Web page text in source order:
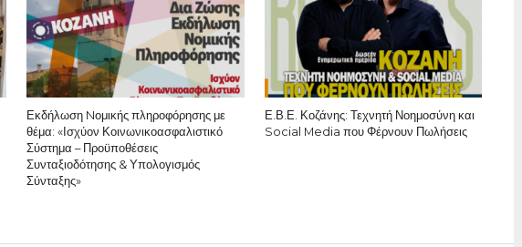
Εκδήλωση Nομικής πληροφόρησης με
θέμα: «Ισχύον Κοινωνικοασφαλιστικό
Σύστημα – Προϋποθέσεις
Συνταξιοδότησης & Υπολογισμός
Σύνταξης»
Ε.Β.Ε. Κοζάνης: Τεχνητή Νοημοσύνη και
Social Media που Φέρνουν Πωλήσεις